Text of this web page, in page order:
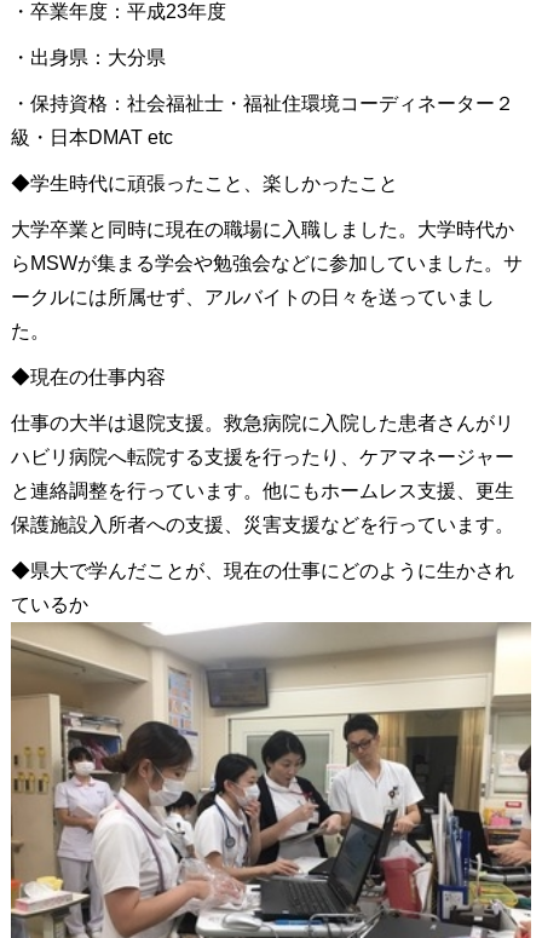
・卒業年度：平成23年度
・出身県：大分県
・保持資格：社会福祉士・福祉住環境コーディネーター２
級・日本DMAT etc
◆学生時代に頑張ったこと、楽しかったこと
大学卒業と同時に現在の職場に入職しました。大学時代か
らMSWが集まる学会や勉強会などに参加していました。サ
ークルには所属せず、アルバイトの日々を送っていまし
た。
◆現在の仕事内容
仕事の大半は退院支援。救急病院に入院した患者さんがリ
ハビリ病院へ転院する支援を行ったり、ケアマネージャー
と連絡調整を行っています。他にもホームレス支援、更生
保護施設入所者への支援、災害支援などを行っています。
◆県大で学んだことが、現在の仕事にどのように生かされ
ているか